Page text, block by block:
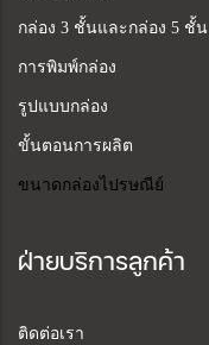
กล่อง 3 ชั้นและกล่อง 5 ชั้น
การพิมพ์กล่อง
รูปแบบกล่อง
ขั้นตอนการผลิต
ขนาดกล่องไปรษณีย์
ฝ่ายบริการลูกค้า
ติดต่อเรา